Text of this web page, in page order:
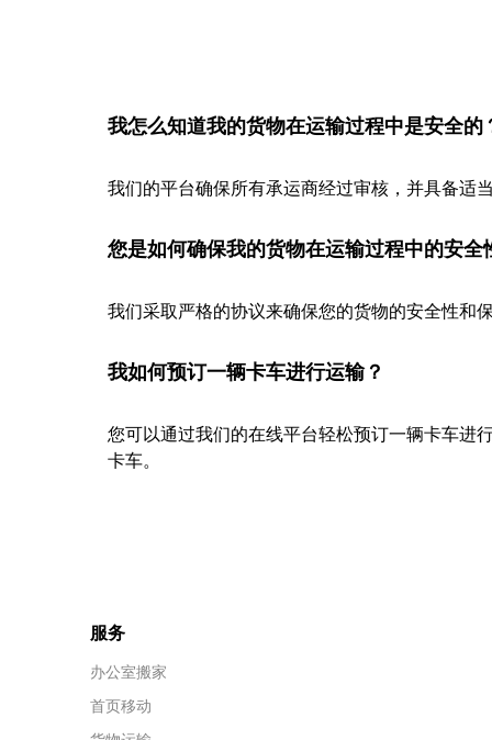
我怎么知道我的货物在运输过程中是安全的
我们的平台确保所有承运商经过审核，并具备适
您是如何确保我的货物在运输过程中的安全
我们采取严格的协议来确保您的货物的安全性和
我如何预订一辆卡车进行运输？
您可以通过我们的在线平台轻松预订一辆卡车进
卡车。
服务
办公室搬家
首页移动